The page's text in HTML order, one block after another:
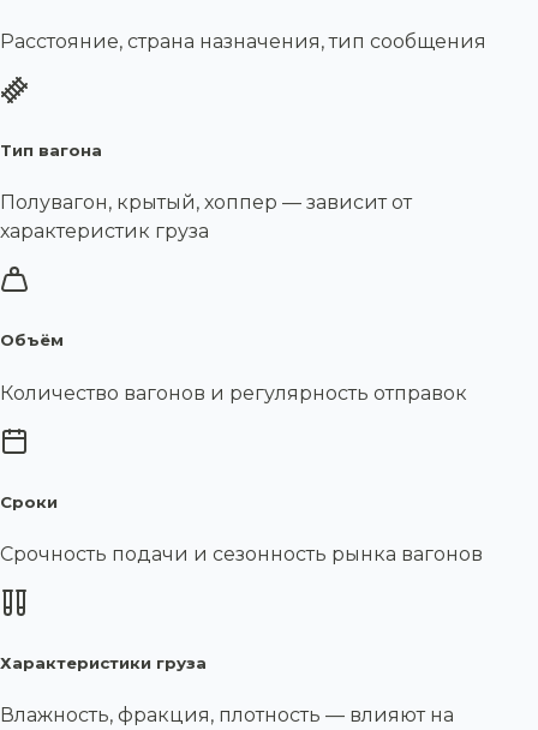
Расстояние, страна назначения, тип сообщения
Тип вагона
Полувагон, крытый, хоппер — зависит от
характеристик груза
Объём
Количество вагонов и регулярность отправок
Сроки
Срочность подачи и сезонность рынка вагонов
Характеристики груза
Влажность, фракция, плотность — влияют на